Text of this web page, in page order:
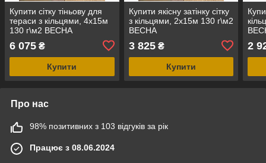
Купити сітку тіньову для
тераси з кільцями, 4х15м
130 г\м2 ВЕСНА
6 075 ₴
Купити
Купити якісну затінку сітку
з кільцями, 2х15м 130 г\м2
ВЕСНА
3 825₴
Купити
2
Про нас
98% позитивних з 103 відгуків за рік
Працює з 08.06.2024